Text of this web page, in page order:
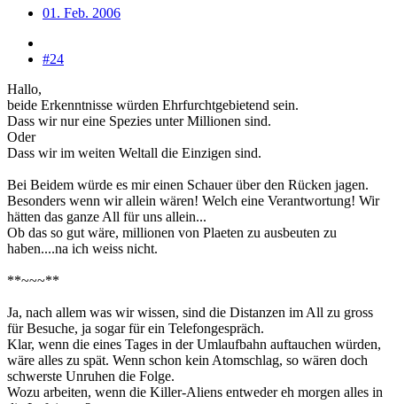
01. Feb. 2006
#24
Hallo,
beide Erkenntnisse würden Ehrfurchtgebietend sein.
Dass wir nur eine Spezies unter Millionen sind.
Oder
Dass wir im weiten Weltall die Einzigen sind.
Bei Beidem würde es mir einen Schauer über den Rücken jagen.
Besonders wenn wir allein wären! Welch eine Verantwortung! Wir
hätten das ganze All für uns allein...
Ob das so gut wäre, millionen von Plaeten zu ausbeuten zu
haben....na ich weiss nicht.
**~~~**
Ja, nach allem was wir wissen, sind die Distanzen im All zu gross
für Besuche, ja sogar für ein Telefongespräch.
Klar, wenn die eines Tages in der Umlaufbahn auftauchen würden,
wäre alles zu spät. Wenn schon kein Atomschlag, so wären doch
schwerste Unruhen die Folge.
Wozu arbeiten, wenn die Killer-Aliens entweder eh morgen alles in